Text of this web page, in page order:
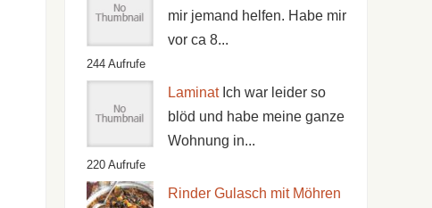
mir jemand helfen. Habe mir
vor ca 8...
244 Aufrufe
Laminat Ich war leider so
blöd und habe meine ganze
Wohnung in...
220 Aufrufe
Rinder Gulasch mit Möhren